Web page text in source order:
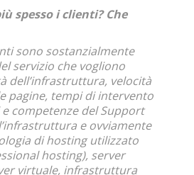
spesso i clienti? Che
sono sostanzialmente
servizio che vogliono
dell’infrastruttura, velocità
pagine, tempi di intervento
competenze del Support
e ovviamente
di hosting utilizzato
hosting), server
virtuale, infrastruttura